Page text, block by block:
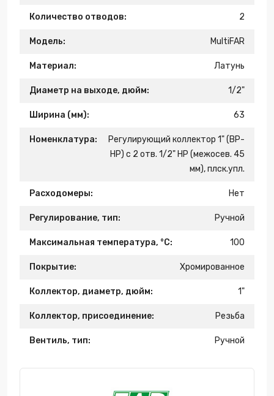
Количество отводов: 2
Модель: MultiFAR
Материал: Латунь
Диаметр на выходе, дюйм: 1/2"
Ширина (мм): 63
Номенклатура:
Регулирующий коллектор 1" (ВР-
НР) с 2 отв. 1/2" НР (межосев. 45
мм), плск.упл.
Расходомеры: Нет
Регулирование, тип: Ручной
Максимальная температура, °С: 100
Покрытие: Хромированное
Коллектор, диаметр, дюйм: 1"
Коллектор, присоединение: Резьба
Вентиль, тип: Ручной